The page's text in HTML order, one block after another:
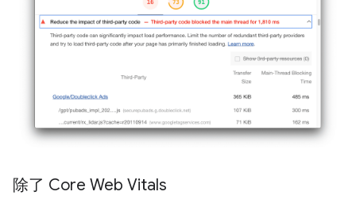
除了 Core Web Vitals